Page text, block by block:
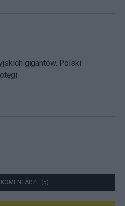
gigantów. Polski
KOMENTARZE (5)